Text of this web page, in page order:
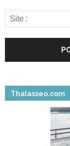
Thalasseo.com